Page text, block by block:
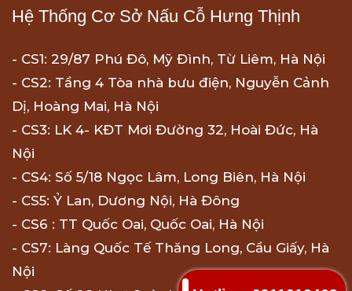
Hệ Thống Cơ Sở Nấu Cỗ Hưng Thịnh
- CS1: 29/87 Phú Đô, Mỹ Đình, Từ Liêm, Hà Nội
- CS2: Tầng 4 Tòa nhà bưu điện, Nguyễn Cảnh
Dị, Hoàng Mai, Hà Nội
- CS3: LK 4- KĐT Mơi Đường 32, Hoài Đức, Hà
Nội
- CS4: Số 5/18 Ngọc Lâm, Long Biên, Hà Nội
- CS5: Ỷ Lan, Dương Nội, Hà Đông
- CS6 : TT Quốc Oai, Quốc Oai, Hà Nội
- CS7: Làng Quốc Tế Thăng Long, Cầu Giấy, Hà
Nội